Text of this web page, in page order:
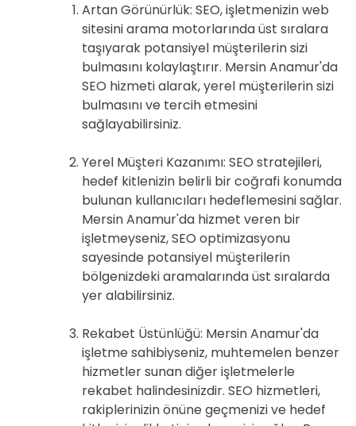
Artan Görünürlük: SEO, işletmenizin web
sitesini arama motorlarında üst sıralara
taşıyarak potansiyel müşterilerin sizi
bulmasını kolaylaştırır. Mersin Anamur'da
SEO hizmeti alarak, yerel müşterilerin sizi
bulmasını ve tercih etmesini
sağlayabilirsiniz.
Yerel Müşteri Kazanımı: SEO stratejileri,
hedef kitlenizin belirli bir coğrafi konumda
bulunan kullanıcıları hedeflemesini sağlar.
Mersin Anamur'da hizmet veren bir
işletmeyseniz, SEO optimizasyonu
sayesinde potansiyel müşterilerin
bölgenizdeki aramalarında üst sıralarda
yer alabilirsiniz.
Rekabet Üstünlüğü: Mersin Anamur'da
işletme sahibiyseniz, muhtemelen benzer
hizmetler sunan diğer işletmelerle
rekabet halindesinizdir. SEO hizmetleri,
rakiplerinizin önüne geçmenizi ve hedef